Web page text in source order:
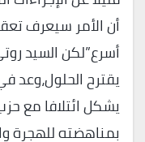
أن الأمر سيعرف
أسرع”لكن السيد
يقترح الحلول،وعد
يشكل ائتلافا مع
بمناهضته للهجرة